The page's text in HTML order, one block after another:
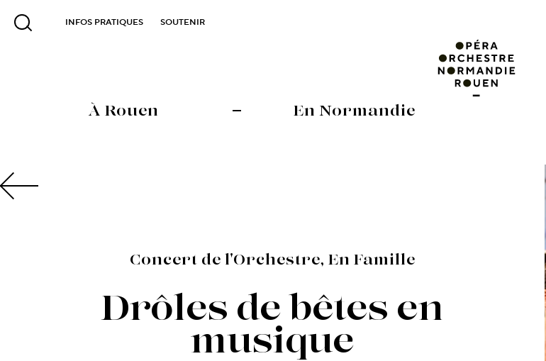
INFOS PRATIQUES SOUTENIR
À Rouen En Normandie
Concert de l'Orchestre, En Famille
Drôles de bêtes en
musique